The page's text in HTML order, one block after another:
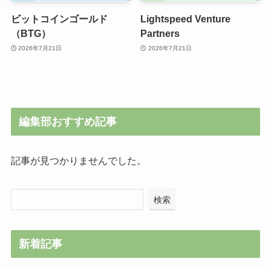
ビットコインゴールド
（BTG）
2026年7月21日
Lightspeed Venture
Partners
2026年7月21日
編集部おすすめ記事
記事が見つかりませんでした。
検索
新着記事